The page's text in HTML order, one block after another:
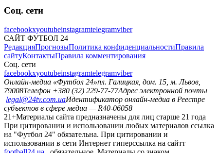
Соц. сети
facebookxyoutubeinstagramtelegramviber
САЙТ ФУТБОЛ 24
РедакцияПрогнозыПолитика конфиденциальностиПравила
сайтуКонтактыПравила комментирования
Соц. сети
facebookxyoutubeinstagramtelegramviber
Онлайн-медиа «Футбол 24»пл. Галицкая, дом. 15, м. Львов,
79008Телефон +380 (32) 229-77-77Адрес электронной почты
legal@24tv.com.uaИдентификатор онлайн-медиа в Реестре
субъектов в сфере медиа — R40-06058
21+Материалы сайта предназначены для лиц старше 21 года
При цитировании и использовании любых материалов ссылка
на "Футбол 24" обязательна. При цитировании и
использовании в сети Интернет гиперссылка на сайтт